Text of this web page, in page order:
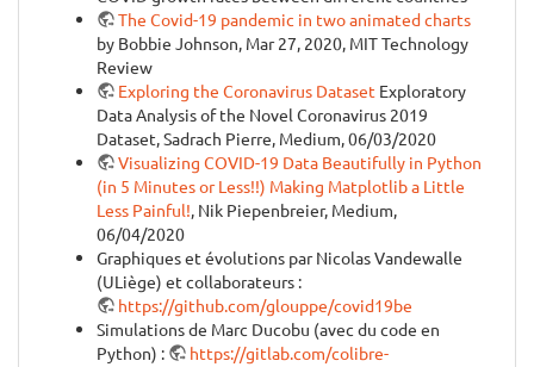
The Covid-19 pandemic in two animated charts
by Bobbie Johnson, Mar 27, 2020, MIT Technology
Review
Exploring the Coronavirus Dataset Exploratory
Data Analysis of the Novel Coronavirus 2019
Dataset, Sadrach Pierre, Medium, 06/03/2020
Visualizing COVID-19 Data Beautifully in Python
(in 5 Minutes or Less!!) Making Matplotlib a Little
Less Painful!, Nik Piepenbreier, Medium,
06/04/2020
Graphiques et évolutions par Nicolas Vandewalle
(ULiège) et collaborateurs :
https://github.com/glouppe/covid19be
Simulations de Marc Ducobu (avec du code en
Python) :
https://gitlab.com/colibre-